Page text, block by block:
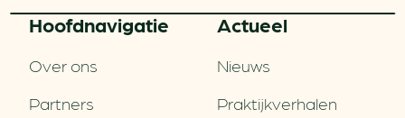
Hoofd­navigatie
Over ons
Partners
Actueel
Nieuws
Praktijkverhalen